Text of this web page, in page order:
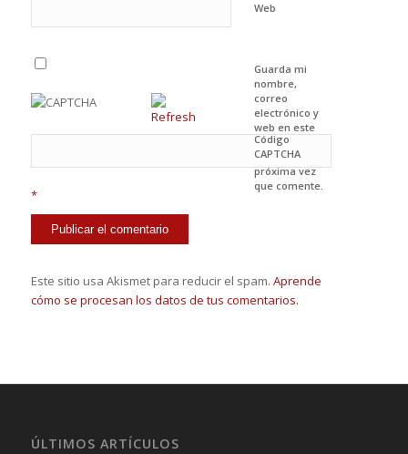
Web
Guarda mi
nombre,
correo
electrónico y
web en este
navegador
para la
próxima vez
que comente.
Código
CAPTCHA
*
Este sitio usa Akismet para reducir el spam. Aprende
cómo se procesan los datos de tus comentarios.
ÚLTIMOS ARTÍCULOS